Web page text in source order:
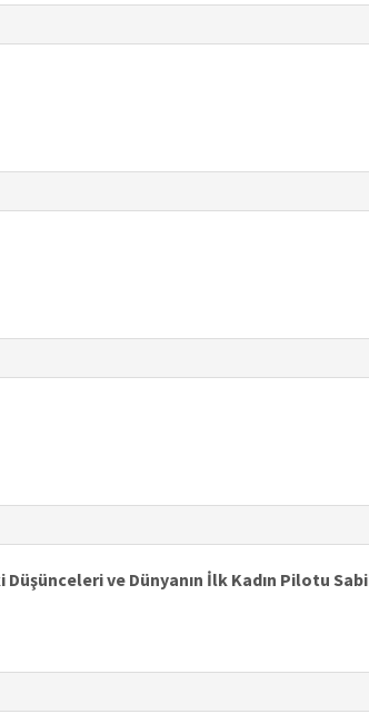
ve Dünyanın İlk Kadın Pilotu